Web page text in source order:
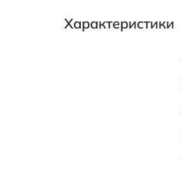
Характеристики